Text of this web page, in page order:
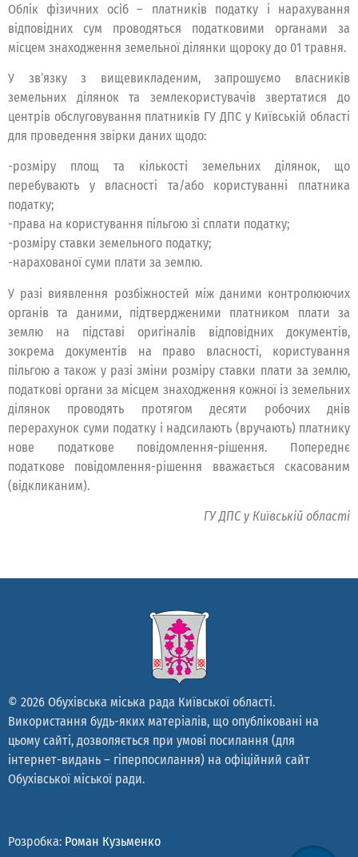
Облік фізичних осіб – платників податку і нарахування
відповідних сум проводяться податковими органами за
місцем знаходження земельної ділянки щороку до 01 травня.
У зв’язку з вищевикладеним, запрошуємо власників
земельних ділянок та землекористувачів звертатися до
центрів обслуговування платників ГУ ДПС у Київській області
для проведення звірки даних щодо:
-розміру площ та кількості земельних ділянок, що
перебувають у власності та/або користуванні платника
податку;
-права на користування пільгою зі сплати податку;
-розміру ставки земельного податку;
-нарахованої суми плати за землю.
У разі виявлення розбіжностей між даними контролюючих
органів та даними, підтвердженими платником плати за
землю на підставі оригіналів відповідних документів,
зокрема документів на право власності, користування
пільгою а також у разі зміни розміру ставки плати за землю,
податкові органи за місцем знаходження кожної із земельних
ділянок проводять протягом десяти робочих днів
перерахунок суми податку і надсилають (вручають) платнику
нове податкове повідомлення-рішення. Попереднє
податкове повідомлення-рішення вважається скасованим
(відкликаним).
ГУ ДПС у Київській області
© 2026 Обухівська міська рада Київської області.
Використання будь-яких матеріалів, що опубліковані на
цьому сайті, дозволяється при умові посилання (для
інтернет-видань – гіперпосилання) на офіційний сайт
Обухівської міської ради.
Розробка: Роман Кузьменко